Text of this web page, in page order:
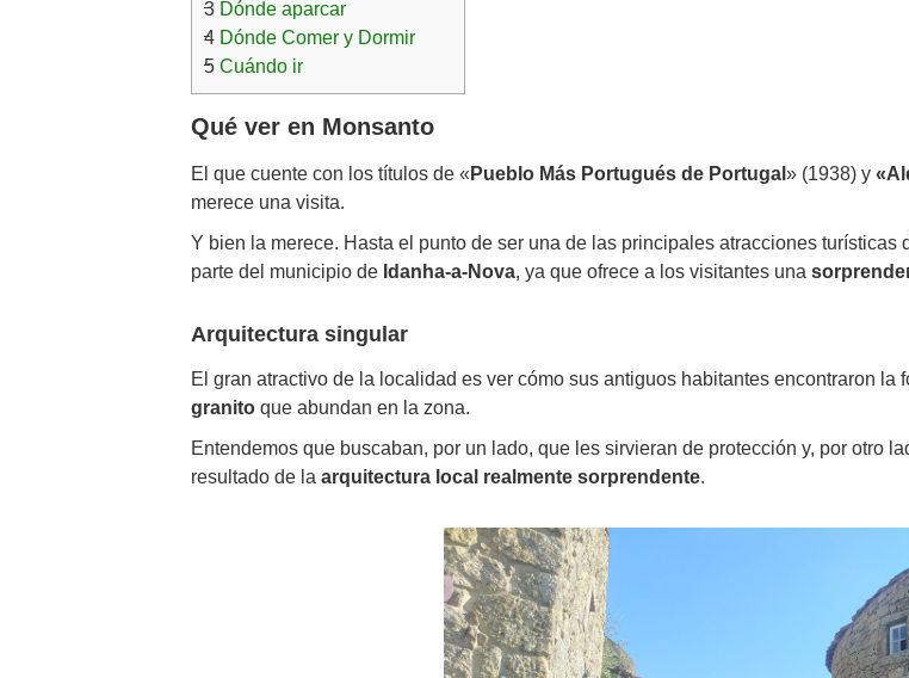
3 Dónde aparcar
4 Dónde Comer y Dormir
5 Cuándo ir
Qué ver en Monsanto
El que cuente con los títulos de « Pueblo Más Portugués de Portugal » (1938) y
merece una visita.
Y bien la merece. Hasta el punto de ser una de las principales atracciones turísticas
parte del municipio de Idanha-a-Nova, ya que ofrece a los visitantes una
Arquitectura singular
El gran atractivo de la localidad es ver cómo sus antiguos habitantes encontraron la
granito que abundan en la zona.
Entendemos que buscaban, por un lado, que les sirvieran de protección y, por otro
resultado de la arquitectura local realmente sorprendente.